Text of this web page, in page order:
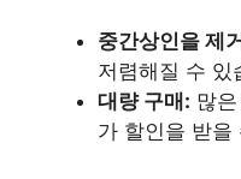
중간상인을 제
저렴해질 수 있
대량 구매: 많
가 할인을 받을